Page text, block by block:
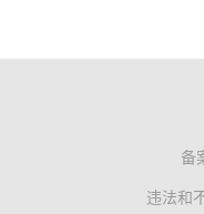
备
违法和